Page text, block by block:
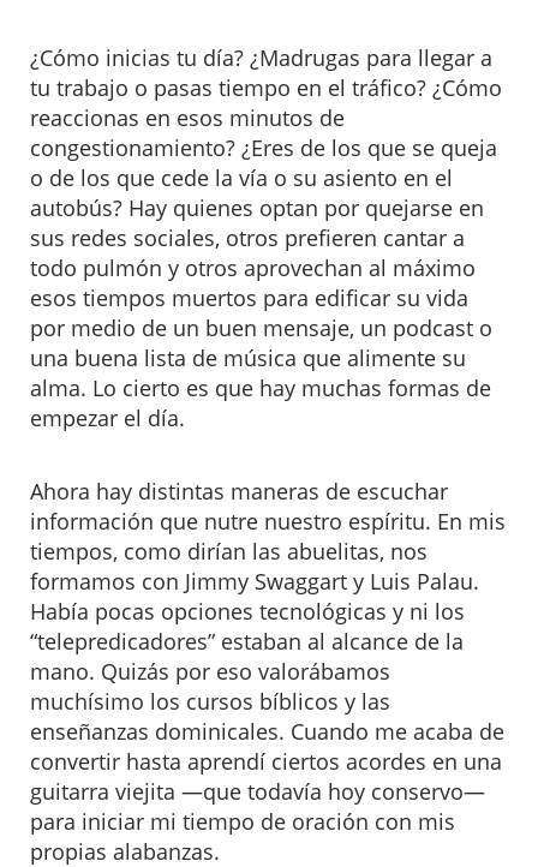
¿Cómo inicias tu día? ¿Madrugas para llegar a
tu trabajo o pasas tiempo en el tráfico? ¿Cómo
reaccionas en esos minutos de
congestionamiento? ¿Eres de los que se queja
o de los que cede la vía o su asiento en el
autobús? Hay quienes optan por quejarse en
sus redes sociales, otros prefieren cantar a
todo pulmón y otros aprovechan al máximo
esos tiempos muertos para edificar su vida
por medio de un buen mensaje, un podcast o
una buena lista de música que alimente su
alma. Lo cierto es que hay muchas formas de
empezar el día.
Ahora hay distintas maneras de escuchar
información que nutre nuestro espíritu. En mis
tiempos, como dirían las abuelitas, nos
formamos con Jimmy Swaggart y Luis Palau.
Había pocas opciones tecnológicas y ni los
“telepredicadores” estaban al alcance de la
mano. Quizás por eso valorábamos
muchísimo los cursos bíblicos y las
enseñanzas dominicales. Cuando me acaba de
convertir hasta aprendí ciertos acordes en una
guitarra viejita —que todavía hoy conservo—
para iniciar mi tiempo de oración con mis
propias alabanzas.